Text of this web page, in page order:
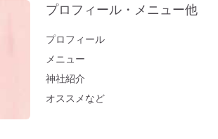
プロフィール・メニュー他
プロフィール
メニュー
神社紹介
オススメなど